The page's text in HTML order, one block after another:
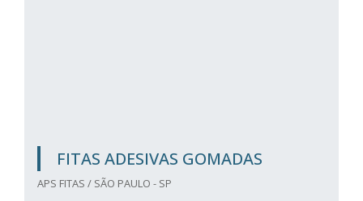
FITAS ADESIVAS GOMADAS
APS FITAS / SÃO PAULO - SP